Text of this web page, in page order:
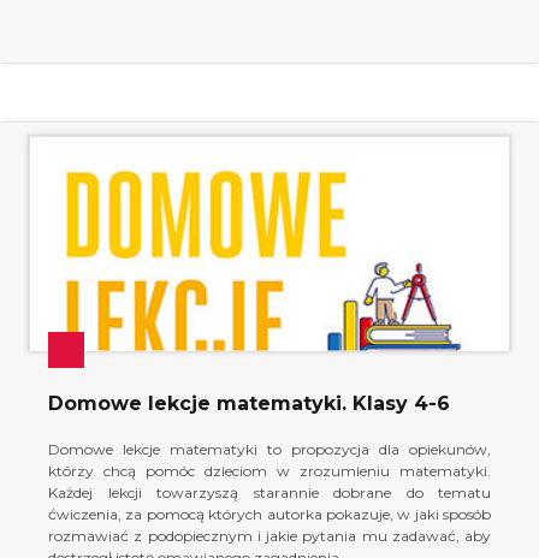
Domowe lekcje matematyki. Klasy 4-6
Domowe lekcje matematyki to propozycja dla opiekunów,
którzy chcą pomóc dzieciom w zrozumieniu matematyki.
Każdej lekcji towarzyszą starannie dobrane do tematu
ćwiczenia, za pomocą których autorka pokazuje, w jaki sposób
rozmawiać z podopiecznym i jakie pytania mu zadawać, aby